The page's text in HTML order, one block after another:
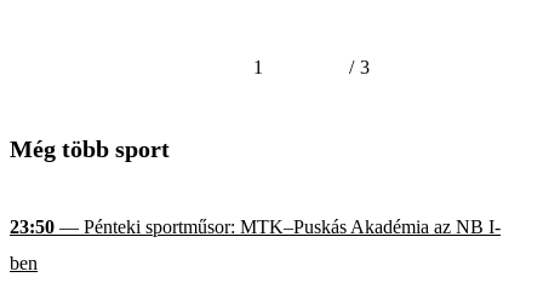
1 / 3
Még több sport
23:50 — Pénteki sportműsor: MTK–Puskás Akadémia az NB I-
ben